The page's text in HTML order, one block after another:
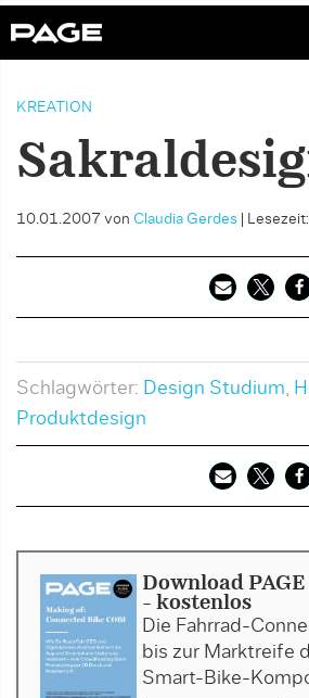
KREATION
10.01.2007 von Claudia Gerdes
Schlagwörter: Design Studium,
Produktdesign
Download
- kostenlos
Die Fahrrad-
bis zur Marktreife
Smart-Bike-